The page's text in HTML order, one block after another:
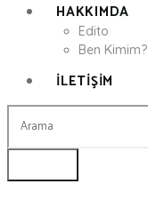
HAKKIMDA
Edito
Ben Kimim?
İLETIŞIM